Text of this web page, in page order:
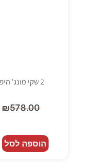
2 שקי מונג' היפואלרגני 12 ק"ג
₪578.00
הוספה לסל